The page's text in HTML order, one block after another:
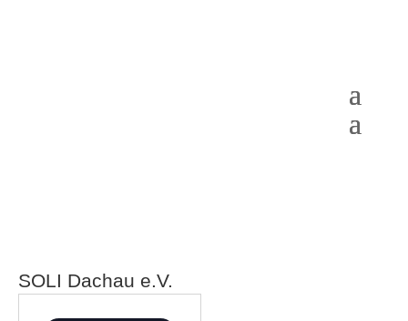
SOLI Dachau e.V.